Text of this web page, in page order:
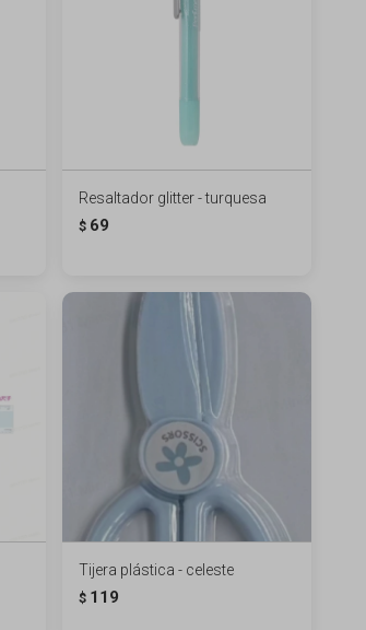
Resaltador glitter - turquesa
$ 69
Tijera plástica - celeste
$ 119